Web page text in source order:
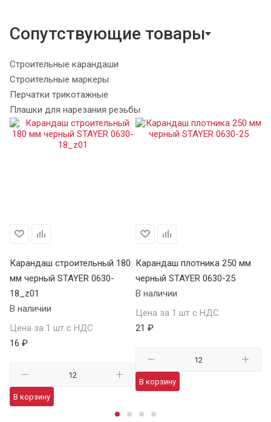
Сопутствующие товары
Строительные карандаши
Строительные маркеры
Перчатки трикотажные
Плашки для нарезания резьбы
Карандаш строительный 180
мм черный STAYER 0630-
18_z01
В наличии
Цена за 1 шт с НДС
16 ₽
В корзину
Карандаш плотника 250 мм
черный STAYER 0630-25
В наличии
Цена за 1 шт с НДС
21 ₽
В корзину